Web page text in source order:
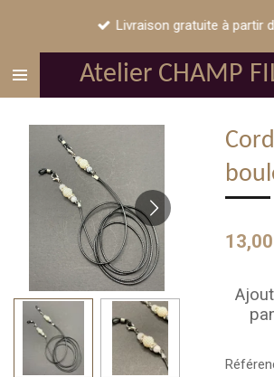
Atelier CHAMP
Livraison gratuite à partir